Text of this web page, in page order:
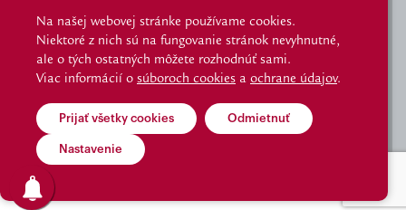
Na našej webovej stránke používame cookies.
Niektoré z nich sú na fungovanie stránok nevyhnutné,
ale o tých ostatných môžete rozhodnúť sami.
Viac informácií o súboroch cookies a ochrane údajov.
Prijať všetky cookies Odmietnuť
Nastavenie
info@partnersgroup.sk
staznosti@partnersgroup.sk
tel.: 02/6280 2702
Kde nás nájdete kontakt
© Partnersgroup I Made by Visibility